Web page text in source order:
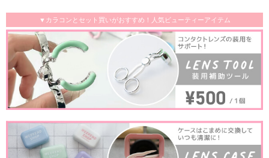
▼カラコンとセット買いがおすすめ！人気ビューティーアイテム